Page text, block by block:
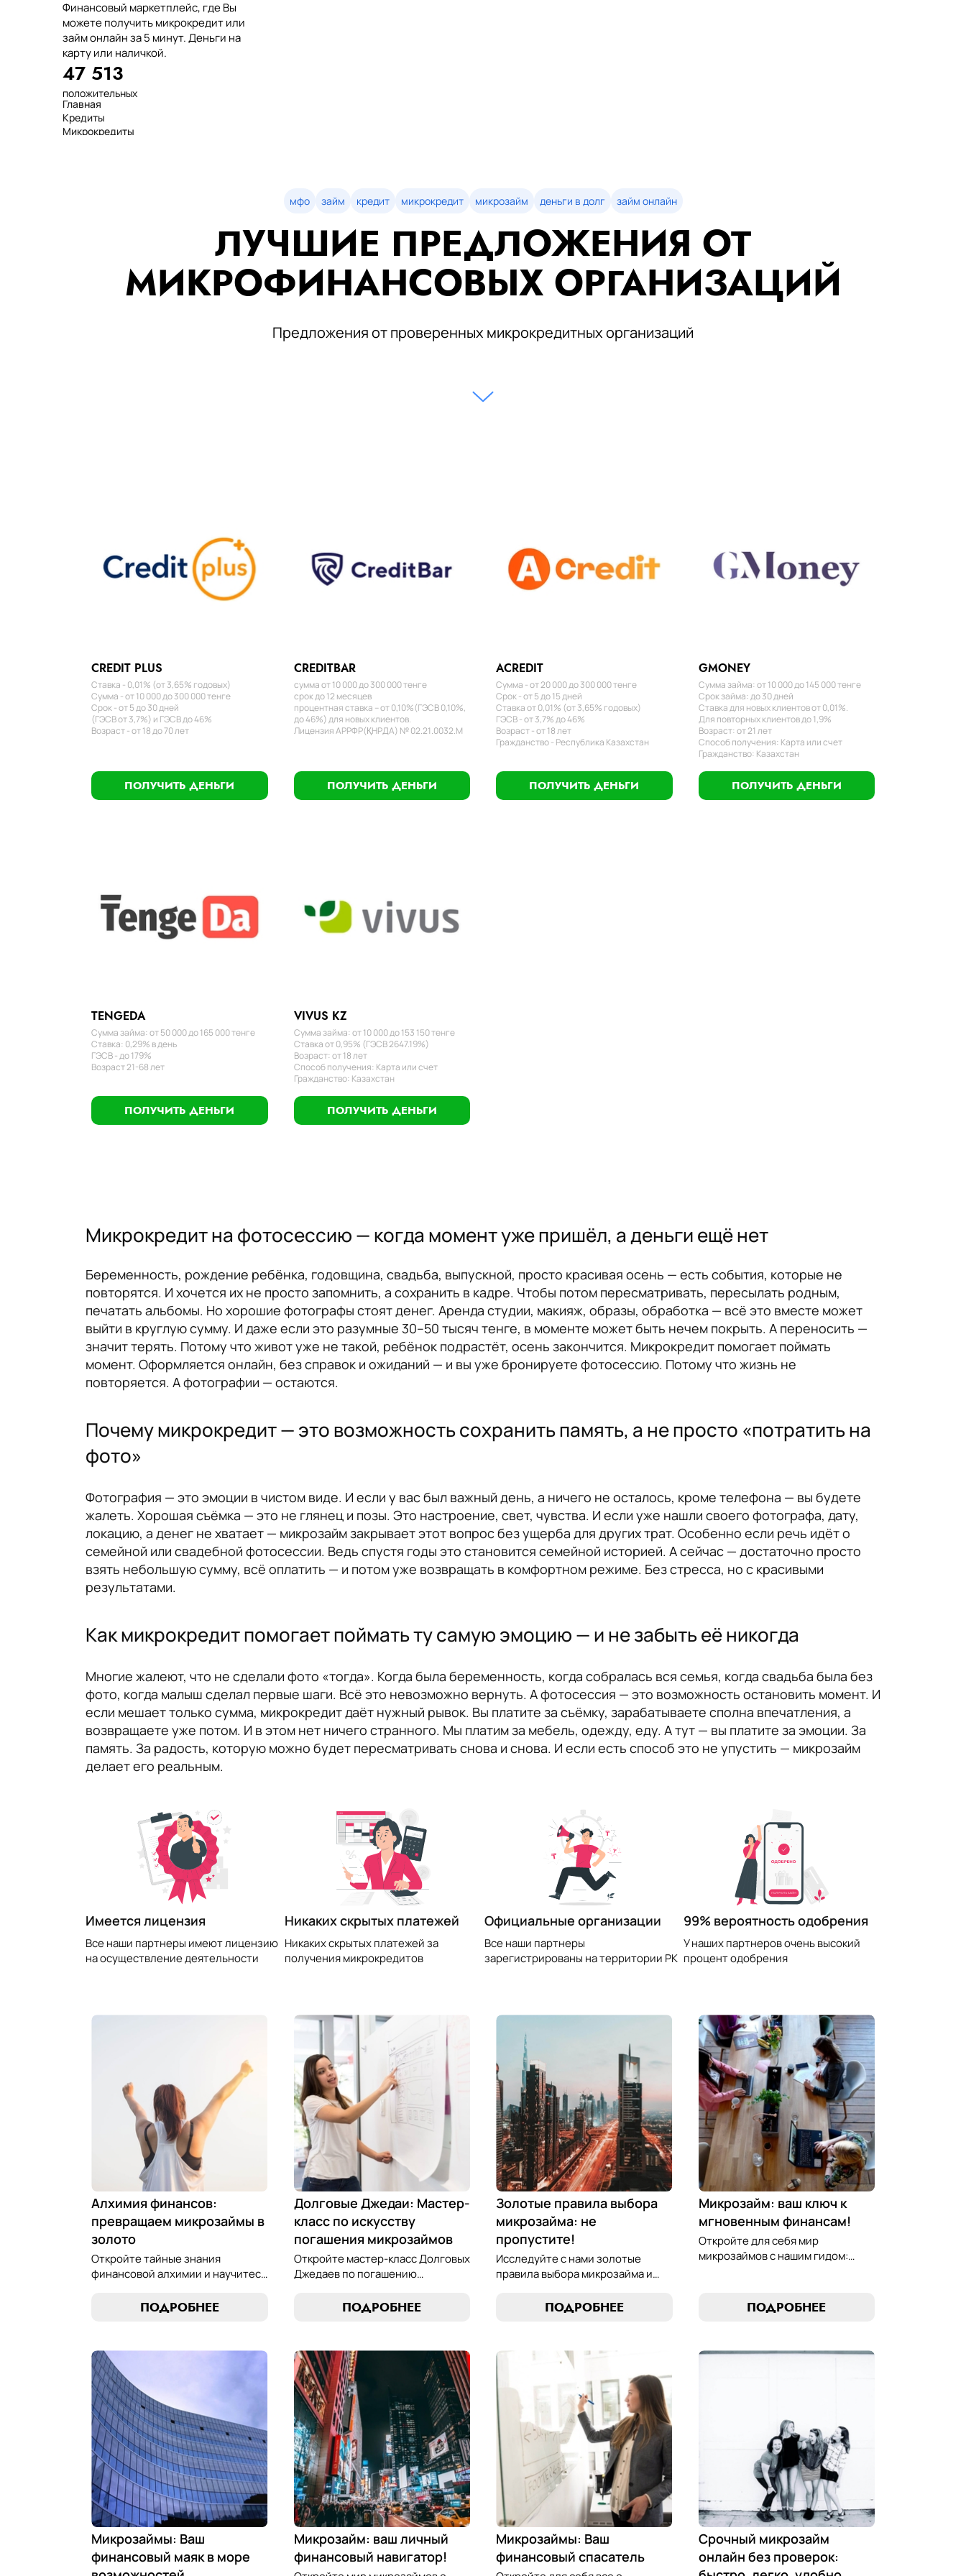
Финансовый маркетплейс, где Вы
можете получить микрокредит или
займ онлайн за 5 минут. Деньги на
карту или наличкой.
47 513
положительных
отзывов
тенге выдано
нашим клиентам
7 минут
Главная
Кредиты
Микрокредиты
мфо займ кредит микрокредит микрозайм деньги в долг займ онлайн
ЛУЧШИЕ ПРЕДЛОЖЕНИЯ ОТ
МИКРОФИНАНСОВЫХ ОРГАНИЗАЦИЙ
Предложения от проверенных микрокредитных организаций
CREDIT PLUS
Ставка - 0,01% (от 3,65% годовых)
Сумма - от 10 000 до 300 000 тенге
Срок - от 5 до 30 дней
(ГЭСВ от 3,7%) и ГЭСВ до 46%
Возраст - от 18 до 70 лет
ПОЛУЧИТЬ ДЕНЬГИ
CREDITBAR
сумма от 10 000 до 300 000 тенге
срок до 12 месяцев
процентная ставка – от 0,10%(ГЭСВ 0,10%,
до 46%) для новых клиентов.
Лицензия АРРФР(ҚНРДА) № 02.21.0032.М
ПОЛУЧИТЬ ДЕНЬГИ
ACREDIT
Сумма - от 20 000 до 300 000 тенге
Срок - от 5 до 15 дней
Ставка от 0,01% (от 3,65% годовых)
ГЭСВ - от 3,7% до 46%
Возраст - от 18 лет
Гражданство - Республика Казахстан
ПОЛУЧИТЬ ДЕНЬГИ
GMONEY
Сумма займа: от 10 000 до 145 000 тенге
Срок займа: до 30 дней
Ставка для новых клиентов от 0,01%.
Для повторных клиентов до 1,9%
Возраст: от 21 лет
Способ получения: Карта или счет
Гражданство: Казахстан
ПОЛУЧИТЬ ДЕНЬГИ
TENGEDA
Сумма займа: от 50 000 до 165 000 тенге
Ставка: 0,29% в день
ГЭСВ - до 179%
Возраст 21-68 лет
ПОЛУЧИТЬ ДЕНЬГИ
VIVUS KZ
Сумма займа: от 10 000 до 153 150 тенге
Ставка от 0,95% (ГЭСВ 2647.19%)
Возраст: от 18 лет
Способ получения: Карта или счет
Гражданство: Казахстан
ПОЛУЧИТЬ ДЕНЬГИ
Микрокредит на фотосессию — когда момент уже пришёл, а деньги ещё нет
Беременность, рождение ребёнка, годовщина, свадьба, выпускной, просто красивая осень — есть события, которые не
повторятся. И хочется их не просто запомнить, а сохранить в кадре. Чтобы потом пересматривать, пересылать родным,
печатать альбомы. Но хорошие фотографы стоят денег. Аренда студии, макияж, образы, обработка — всё это вместе может
выйти в круглую сумму. И даже если это разумные 30–50 тысяч тенге, в моменте может быть нечем покрыть. А переносить —
значит терять. Потому что живот уже не такой, ребёнок подрастёт, осень закончится. Микрокредит помогает поймать
момент. Оформляется онлайн, без справок и ожиданий — и вы уже бронируете фотосессию. Потому что жизнь не
повторяется. А фотографии — остаются.
Почему микрокредит — это возможность сохранить память, а не просто «потратить на
фото»
Фотография — это эмоции в чистом виде. И если у вас был важный день, а ничего не осталось, кроме телефона — вы будете
жалеть. Хорошая съёмка — это не глянец и позы. Это настроение, свет, чувства. И если уже нашли своего фотографа, дату,
локацию, а денег не хватает — микрозайм закрывает этот вопрос без ущерба для других трат. Особенно если речь идёт о
семейной или свадебной фотосессии. Ведь спустя годы это становится семейной историей. А сейчас — достаточно просто
взять небольшую сумму, всё оплатить — и потом уже возвращать в комфортном режиме. Без стресса, но с красивыми
результатами.
Как микрокредит помогает поймать ту самую эмоцию — и не забыть её никогда
Многие жалеют, что не сделали фото «тогда». Когда была беременность, когда собралась вся семья, когда свадьба была без
фото, когда малыш сделал первые шаги. Всё это невозможно вернуть. А фотосессия — это возможность остановить момент. И
если мешает только сумма, микрокредит даёт нужный рывок. Вы платите за съёмку, зарабатываете сполна впечатления, а
возвращаете уже потом. И в этом нет ничего странного. Мы платим за мебель, одежду, еду. А тут — вы платите за эмоции. За
память. За радость, которую можно будет пересматривать снова и снова. И если есть способ это не упустить — микрозайм
делает его реальным.
​Имеется лицензия
Все наши партнеры имеют лицензию
на осуществление деятельности
Никаких скрытых платежей
Никаких скрытых платежей за
получения микрокредитов
Официальные организации
Все наши партнеры
зарегистрированы на территории РК
99% вероятность одобрения
У наших партнеров очень высокий
процент одобрения
Алхимия финансов:
превращаем микрозаймы в
золото
Откройте тайные знания
финансовой алхимии и научитесь
микрозаймам в золотые
нашим практическим
руководством.
ПОДРОБНЕЕ
Долговые Джедаи: Мастер-
класс по искусству
погашения микрозаймов
Откройте мастер-класс Долговых
Джедаев по погашению
искусство финансового
финансовой гармонии, следуя
нашим проверенным стратегиям.
ПОДРОБНЕЕ
Золотые правила выбора
микрозайма: не
пропустите!
Исследуйте с нами золотые
правила выбора микрозайма и
оптимальный вариант,
финансовую безопасность. Ваш
компас в мире микрокредитов!
ПОДРОБНЕЕ
Микрозайм: ваш ключ к
мгновенным финансам!
Откройте для себя мир
микрозаймов с нашим гидом:
стратегии погашения и
обеспечить себе финансовую
ПОДРОБНЕЕ
Микрозаймы: Ваш
финансовый маяк в море
Микрозайм: ваш личный
финансовый навигатор!
Микрозаймы: Ваш
финансовый спасатель
Срочный микрозайм
онлайн без проверок: